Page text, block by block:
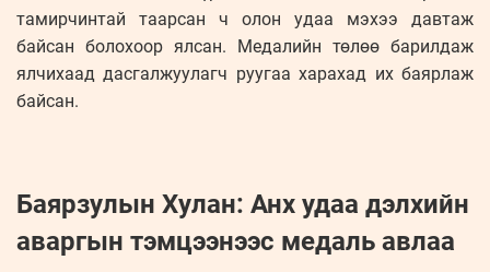
тамирчинтай таарсан ч олон удаа мэхээ давтаж
байсан болохоор ялсан. Медалийн төлөө барилдаж
ялчихаад дасгалжуулагч руугаа харахад их баярлаж
байсан.
Баярзулын Хулан: Анх удаа дэлхийн
аваргын тэмцээнээс медаль авлаа